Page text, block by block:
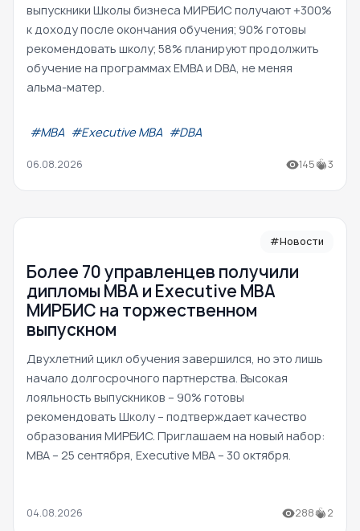
выпускники Школы бизнеса МИРБИС получают +300%
к доходу после окончания обучения; 90% готовы
рекомендовать школу; 58% планируют продолжить
обучение на программах EMBA и DBA, не меняя
альма-матер.
#МВА #Executive MBA #DBA
06.08.2026 145 3
#Новости
Более 70 управленцев получили
дипломы MBA и Executive MBA
МИРБИС на торжественном
выпускном
Двухлетний цикл обучения завершился, но это лишь
начало долгосрочного партнерства. Высокая
лояльность выпускников – 90% готовы
рекомендовать Школу – подтверждает качество
образования МИРБИС. Приглашаем на новый набор:
MBA – 25 сентября, Executive MBA – 30 октября.
04.08.2026 288 2